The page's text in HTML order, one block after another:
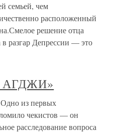
семьей, чем
расположенный
решение отца
в разгар Депрессии — это
из первых
чекистов — он
расследование вопроса